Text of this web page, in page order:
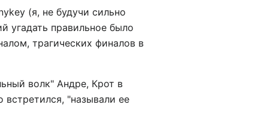
(я, не будучи сильно
угадать правильное было
трагических финалов в
волк" Андре, Крот в
"называли ее